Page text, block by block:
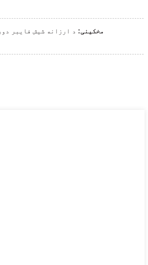
مخکینی: د ارزانه شیش فایبر